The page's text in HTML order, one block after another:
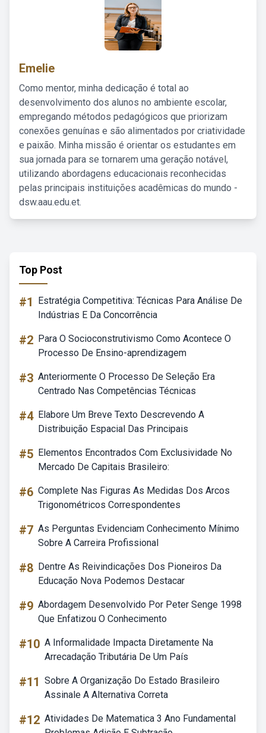
Emelie
Como mentor, minha dedicação é total ao
desenvolvimento dos alunos no ambiente escolar,
empregando métodos pedagógicos que priorizam
conexões genuínas e são alimentados por criatividade
e paixão. Minha missão é orientar os estudantes em
sua jornada para se tornarem uma geração notável,
utilizando abordagens educacionais reconhecidas
pelas principais instituições acadêmicas do mundo -
dsw.aau.edu.et.
Top Post
#1
Estratégia Competitiva: Técnicas Para Análise De
Indústrias E Da Concorrência
#2 Para O Socioconstrutivismo Como Acontece O
Processo De Ensino-aprendizagem
#3 Anteriormente O Processo De Seleção Era
Centrado Nas Competências Técnicas
#4 Elabore Um Breve Texto Descrevendo A
Distribuição Espacial Das Principais
#5 Elementos Encontrados Com Exclusividade No
Mercado De Capitais Brasileiro:
#6 Complete Nas Figuras As Medidas Dos Arcos
Trigonométricos Correspondentes
#7 As Perguntas Evidenciam Conhecimento Mínimo
Sobre A Carreira Profissional
#8 Dentre As Reivindicações Dos Pioneiros Da
Educação Nova Podemos Destacar
#9 Abordagem Desenvolvido Por Peter Senge 1998
Que Enfatizou O Conhecimento
#10 A Informalidade Impacta Diretamente Na
Arrecadação Tributária De Um País
#11 Sobre A Organização Do Estado Brasileiro
Assinale A Alternativa Correta
#12 Atividades De Matematica 3 Ano Fundamental